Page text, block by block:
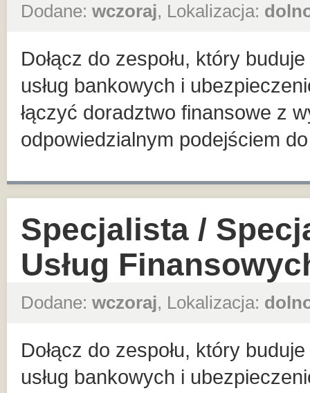
Dodane: wczoraj, Lokalizacja:
Dołącz do zespołu, który
usług bankowych i
łączyć doradztwo finansowe z
odpowiedzialnym podejściem
Specjalista /
Usług
Dodane: wczoraj, Lokalizacja:
Dołącz do zespołu, który
usług bankowych i